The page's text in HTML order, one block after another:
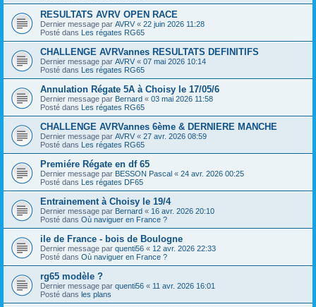
RESULTATS AVRV OPEN RACE
Dernier message par AVRV « 22 juin 2026 11:28
Posté dans Les régates RG65
CHALLENGE AVRVannes RESULTATS DEFINITIFS
Dernier message par AVRV « 07 mai 2026 10:14
Posté dans Les régates RG65
Annulation Régate 5A à Choisy le 17/05/6
Dernier message par Bernard « 03 mai 2026 11:58
Posté dans Les régates RG65
CHALLENGE AVRVannes 6ème & DERNIERE MANCHE
Dernier message par AVRV « 27 avr. 2026 08:59
Posté dans Les régates RG65
Premiére Régate en df 65
Dernier message par BESSON Pascal « 24 avr. 2026 00:25
Posté dans Les régates DF65
Entrainement à Choisy le 19/4
Dernier message par Bernard « 16 avr. 2026 20:10
Posté dans Où naviguer en France ?
ile de France - bois de Boulogne
Dernier message par quenti56 « 12 avr. 2026 22:33
Posté dans Où naviguer en France ?
rg65 modèle ?
Dernier message par quenti56 « 11 avr. 2026 16:01
Posté dans les plans